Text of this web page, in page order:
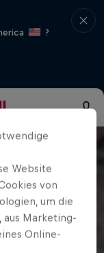
?
Website
von
um die
aus Marketing-
Online-